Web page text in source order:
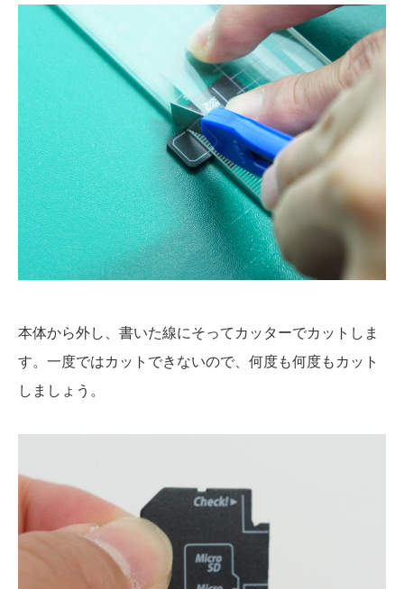
本体から外し、書いた線にそってカッターでカットしま
す。一度ではカットできないので、何度も何度もカット
しましょう。